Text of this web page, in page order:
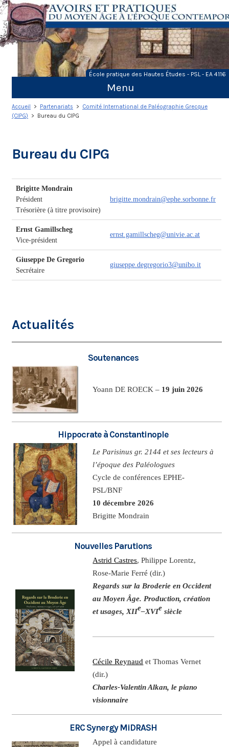
Skip
to
content
École pratique des Hautes Études - PSL - EA 4116
Menu
Accueil > Partenariats > Comité International de Paléographie Grecque
(CIPG) > Bureau du CIPG
Bureau du CIPG
Brigitte Mondrain
Président
Trésorière (à titre provisoire)
brigitte.mondrain@ephe.sorbonne.fr
Ernst Gamillscheg
Vice-président
ernst.gamillscheg@univie.ac.at
Giuseppe De Gregorio
Secrétaire
giuseppe.degregorio3@unibo.it
Actualités
Soutenances
Yoann DE ROECK – 19 juin 2026
Hippocrate à Constantinople
Le Parisinus gr. 2144 et ses lecteurs à
l’époque des Paléologues
Cycle de conférences EPHE-
PSL/BNF
10 décembre 2026
Brigitte Mondrain
Nouvelles Parutions
Astrid Castres, Philippe Lorentz,
Rose-Marie Ferré (dir.)
Regards sur la Broderie en Occident
au Moyen Âge. Production, création
et usages, XIIe–XVIe siècle
Cécile Reynaud et Thomas Vernet
(dir.)
Charles-Valentin Alkan, le piano
visionnaire
ERC Synergy MiDRASH
Appel à candidature